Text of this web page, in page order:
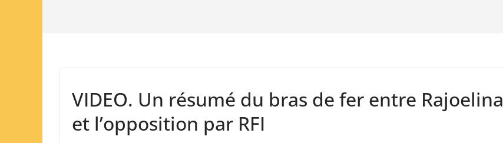
VIDEO. Un résumé du bras de fer entre Rajoelina
et l’opposition par RFI